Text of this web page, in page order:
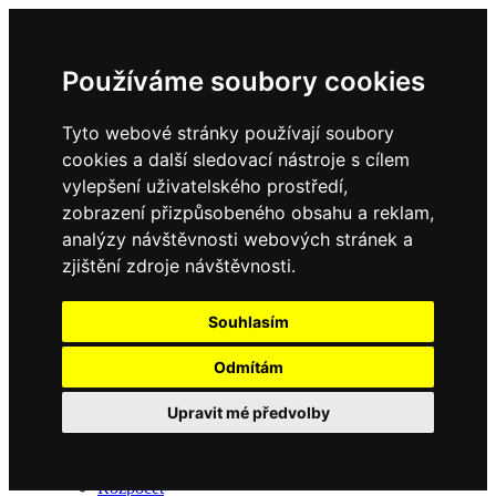
Používáme soubory cookies
Tyto webové stránky používají soubory
cookies a další sledovací nástroje s cílem
vylepšení uživatelského prostředí,
zobrazení přizpůsobeného obsahu a reklam,
analýzy návštěvnosti webových stránek a
zjištění zdroje návštěvnosti.
Souhlasím
Odmítám
Upravit mé předvolby
Domů
Úřední deska
Kontakt
Rozpočet